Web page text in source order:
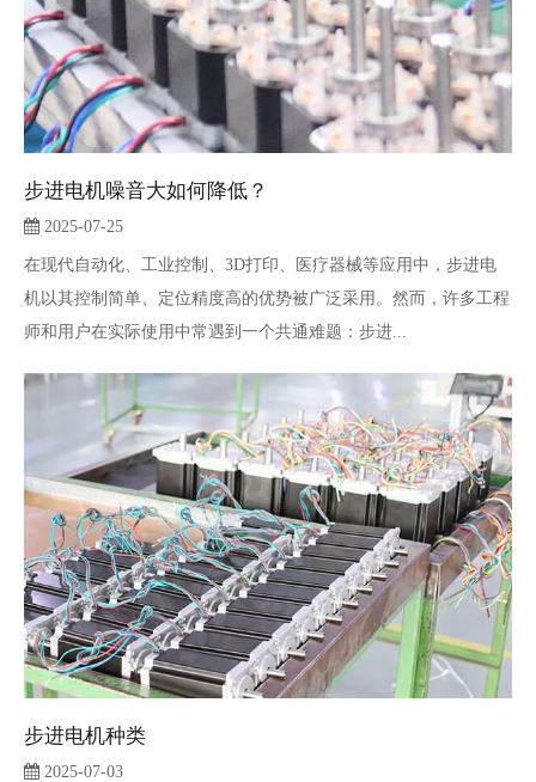
步进电机噪音大如何降低？
2025-07-25
在现代自动化、工业控制、3D打印、医疗器械等应用中，步进电
机以其控制简单、定位精度高的优势被广泛采用。然而，许多工程
师和用户在实际使用中常遇到一个共通难题：步进...
步进电机种类
2025-07-03